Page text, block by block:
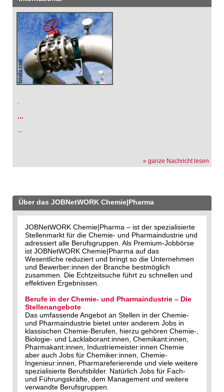
.
...
...
» ganze Nachricht lesen
Über das JOBNetWORK Chemie|Pharma
JOBNetWORK Chemie|Pharma – ist der spezialisierte
Stellenmarkt für die Chemie- und Pharmaindustrie und
adressiert alle Berufsgruppen. Als Premium-Jobbörse
ist JOBNetWORK Chemie|Pharma auf das
Wesentliche reduziert und bringt so die Unternehmen
und Bewerber:innen der Branche bestmöglich
zusammen. Die Echtzeitsuche führt zu schnellen und
effektiven Ergebnissen.
Berufe in der Chemie- und Pharmaindustrie – Die
Stellenangebote
Das umfassende Angebot an Stellen in der Chemie-
und Pharmaindustrie bietet unter anderem Jobs in
klassischen Chemie-Berufen, hierzu gehören Chemie-,
Biologie- und Lacklaborant:innen, Chemikant:innen,
Pharmakant:innen, Industriemeister:innen Chemie
aber auch Jobs für Chemiker:innen, Chemie-
Ingenieur:innen, Pharmareferierende und viele weitere
spezialisierte Berufsbilder. Natürlich Jobs für Fach-
und Führungskräfte, dem Management und weitere
verwandte Berufsgruppen.